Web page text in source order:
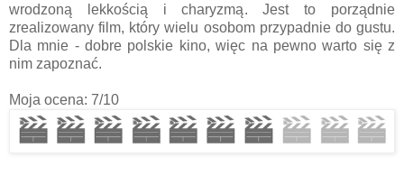
wrodzoną lekkością i charyzmą. Jest to porządnie
zrealizowany film, który wielu osobom przypadnie do gustu.
Dla mnie - dobre polskie kino, więc na pewno warto się z
nim zapoznać.
Moja ocena: 7/10